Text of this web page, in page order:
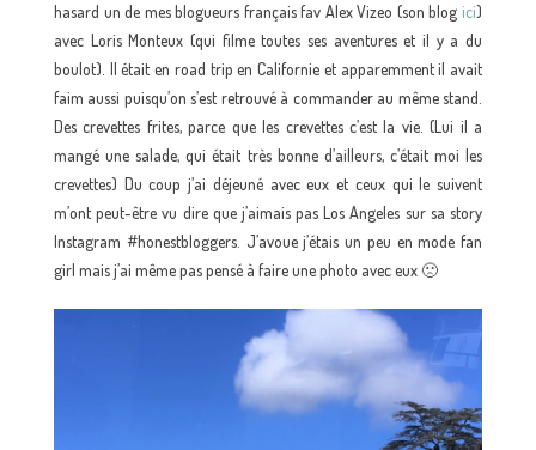
hasard un de mes blogueurs français fav Alex Vizeo (son blog ici)
avec Loris Monteux (qui filme toutes ses aventures et il y a du
boulot). Il était en road trip en Californie et apparemment il avait
faim aussi puisqu’on s’est retrouvé à commander au même stand.
Des crevettes frites, parce que les crevettes c’est la vie. (Lui il a
mangé une salade, qui était très bonne d’ailleurs, c’était moi les
crevettes) Du coup j’ai déjeuné avec eux et ceux qui le suivent
m’ont peut-être vu dire que j’aimais pas Los Angeles sur sa story
Instagram #honestbloggers. J’avoue j’étais un peu en mode fan
girl mais j’ai même pas pensé à faire une photo avec eux 🙁